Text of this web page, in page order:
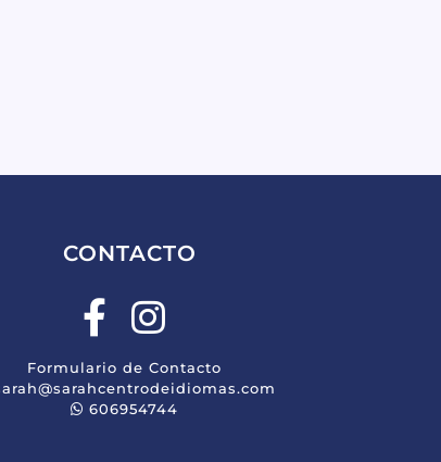
CONTACTO
Formulario de Contacto
606954744